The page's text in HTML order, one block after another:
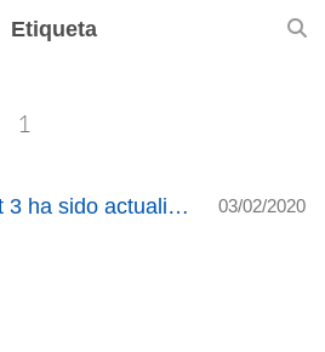
Etiqueta
1
El port de Descent 3 ha sido actualizado y está disponible en Steam 03/02/2020